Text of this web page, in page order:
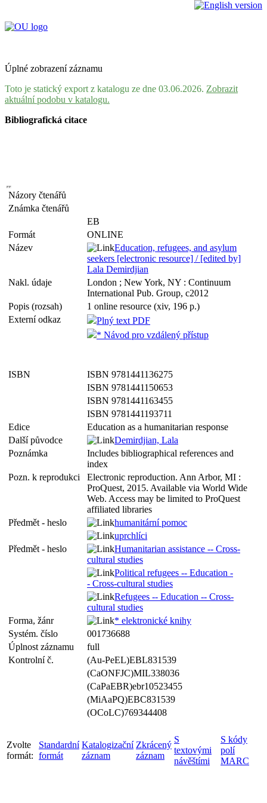
Úplné zobrazení záznamu
Toto je statický export z katalogu ze dne 03.06.2026. Zobrazit
aktuální podobu v katalogu.
Bibliografická citace
Názory čtenářů
Známka čtenářů
EB
Formát
ONLINE
Název
Education, refugees, and asylum
seekers [electronic resource] / [edited by]
Lala Demirdjian
Nakl. údaje
London ; New York, NY : Continuum
International Pub. Group, c2012
Popis (rozsah)
1 online resource (xiv, 196 p.)
Externí odkaz
Plný text PDF
* Návod pro vzdálený přístup
ISBN
ISBN 9781441136275
ISBN 9781441150653
ISBN 9781441163455
ISBN 9781441193711
Edice
Education as a humanitarian response
Další původce
Demirdjian, Lala
Poznámka
Includes bibliographical references and
index
Pozn. k reprodukci
Electronic reproduction. Ann Arbor, MI :
ProQuest, 2015. Available via World Wide
Web. Access may be limited to ProQuest
affiliated libraries
Předmět - heslo
humanitární pomoc
uprchlíci
Předmět - heslo
Humanitarian assistance -- Cross-
cultural studies
Political refugees -- Education -
- Cross-cultural studies
Refugees -- Education -- Cross-
cultural studies
Forma, žánr
* elektronické knihy
Systém. číslo
001736688
Úplnost záznamu
full
Kontrolní č.
(Au-PeEL)EBL831539
(CaONFJC)MIL338036
(CaPaEBR)ebr10523455
(MiAaPQ)EBC831539
(OCoLC)769344408
Zvolte
formát:
Standardní
formát
Katalogizační
záznam
Zkrácený
záznam
S
textovými
návěštími
S kódy
polí
MARC